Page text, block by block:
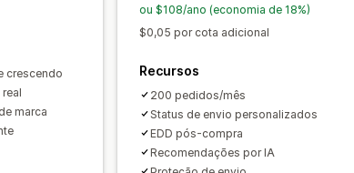
crescendo
marca
ou $108/ano (economia de 18%)
$0,05 por cota adicional
Recursos
200 pedidos/mês
Status de envio personalizados
EDD pós-compra
Recomendações por IA